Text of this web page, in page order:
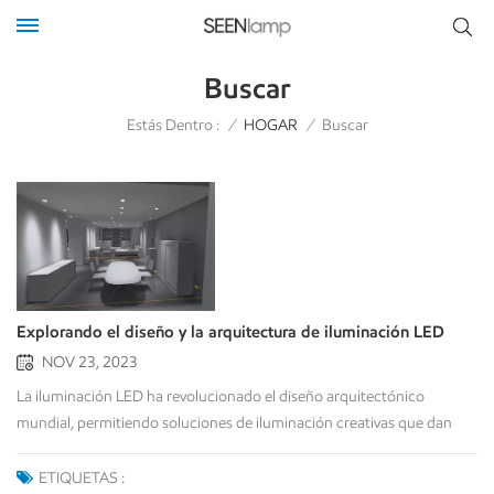
Buscar
Estás Dentro : / HOGAR / Buscar
Explorando el diseño y la arquitectura de iluminación LED
NOV 23, 2023
La iluminación LED ha revolucionado el diseño arquitectónico
mundial, permitiendo soluciones de iluminación creativas que dan
forma a la estética y la funcionalidad de edificios y espacios. Con sus
numerosas ventajas y flexibilidad, la iluminación LED se ha convertido
ETIQUETAS :